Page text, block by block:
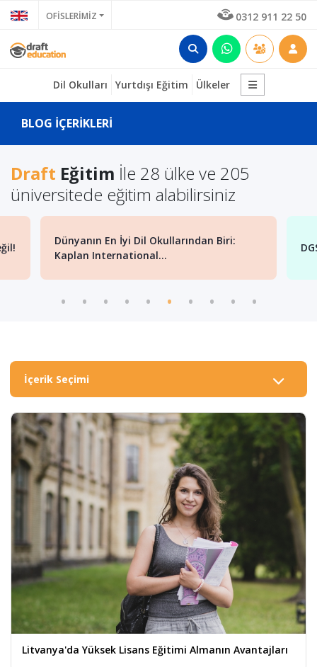
OFİSLERİMİZ 0312 911 22 50
Dil Okulları Yurtdışı Eğitim Ülkeler
BLOG İÇERİKLERİ
Draft Eğitim İle 28 ülke ve 205
üniversitede eğitim alabilirsiniz
DGS Girmeden Lisans Tamamlama
İçerik Seçimi
Litvanya'da Yüksek Lisans Eğitimi Almanın Avantajları